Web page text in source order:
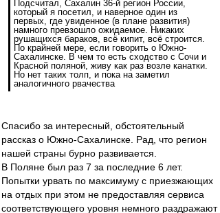
Подсчитал, Сахалин 36-й регион России,
который я посетил, и наверное один из
первых, где увиденное (в плане развития)
намного превзошло ожидаемое. Никаких
рушащихся бараков, всё кипит, всё строится.
По крайней мере, если говорить о Южно-
Сахалинске. В чем то есть сходство с Сочи и
Красной поляной, живу как раз возле канатки.
Но нет таких толп, и пока на заметил
аналогичного рвачества
Спасибо за интересный, обстоятельный
рассказ о Южно-Сахалинске. Рад, что регион
нашей страны бурно развивается.
В Поляне был раз 7 за последние 6 лет.
Попытки урвать по максимуму с приезжающих
на отдых при этом не предоставляя сервиса
соответствующего уровня немного раздражают